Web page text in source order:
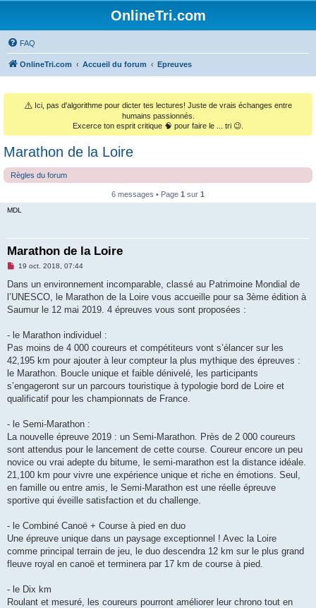
OnlineTri.com
FAQ
OnlineTri.com Accueil du forum Epreuves
⚠️ Ici, pas d'algorithme pour dicter tes lectures! Juste de vrais échanges entre
humains passionnés.
Excerce ton esprit critique 🧠 pour faire le ... tri 😉.
Marathon de la Loire
Règles du forum
6 messages • Page 1 sur 1
MDL
Marathon de la Loire
M
s
a
g
o
l
u
19 oct. 2018, 07:44
Dans un environnement incomparable, classé au Patrimoine Mondial de
l’UNESCO, le Marathon de la Loire vous accueille pour sa 3ème édition à
Saumur le 12 mai 2019. 4 épreuves vous sont proposées :
- le Marathon individuel :
Pas moins de 4 000 coureurs et compétiteurs vont s’élancer sur les
42,195 km pour ajouter à leur compteur la plus mythique des épreuves :
le Marathon. Boucle unique et faible dénivelé, les participants
s’engageront sur un parcours touristique à typologie bord de Loire et
qualificatif pour les championnats de France.
- le Semi-Marathon :
La nouvelle épreuve 2019 : un Semi-Marathon. Près de 2 000 coureurs
sont attendus pour le lancement de cette course. Coureur encore un peu
novice ou vrai adepte du bitume, le semi-marathon est la distance idéale.
21,100 km pour vivre une expérience unique et riche en émotions. Seul,
en famille ou entre amis, le Semi-Marathon est une réelle épreuve
sportive qui éveille satisfaction et du challenge.
- le Combiné Canoë + Course à pied en duo
Une épreuve unique dans un paysage exceptionnel ! Avec la Loire
comme principal terrain de jeu, le duo descendra 12 km sur le plus grand
fleuve royal en canoë et terminera par 17 km de course à pied.
- le Dix km
Roulant et mesuré, les coureurs pourront améliorer leur chrono tout en